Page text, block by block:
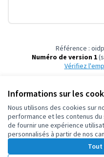
Informations sur les
Nous utilisons des cookies sur
performance et les contenus
de fournir une expérience
personnalisés à partir de nos
Tout
Référence :
Numéro de version 1
Vérifiez
Conditions d'utilisation
Paramètres des cookies
OIDP sur X
(Lien externe)
OIDP sur Facebook
(Lien externe)
OIDP sur YouTube
(Lien externe)
Français
Choose languageChoisir la